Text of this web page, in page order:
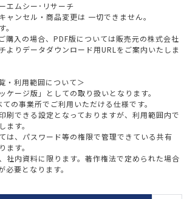
エムシー･リサーチ
ンセル・商品変更は 一切できません。
購入の場合、PDF版については販売元の株式会社
よりデータダウンロード用URLをご案内いたしま
・利用範囲について＞
ケージ版」としての取り扱いとなります。
の事業所でご利用いただける仕様です。
できる設定となっておりますが、利用範囲内で
ます。
は、パスワード等の権限で管理できている共有
ます。
社内資料に限ります。著作権法で定められた場合
必要となります。